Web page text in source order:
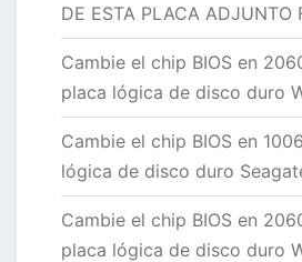
DE ESTA PLACA ADJUNTO
Cambie el chip BIOS en
placa lógica de disco duro
Cambie el chip BIOS en
lógica de disco duro
Cambie el chip BIOS en
placa lógica de disco duro